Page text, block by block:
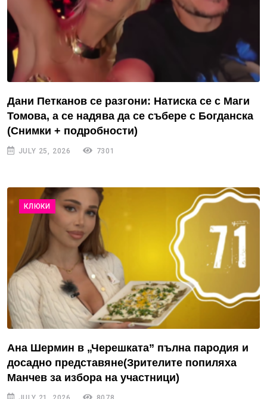
Дани Петканов се разгони: Натиска се с Маги
Томова, а се надява да се събере с Богданска
(Снимки + подробности)
JULY 25, 2026 7301
КЛЮКИ
Ана Шермин в „Черешката” пълна пародия и
досадно представяне(Зрителите попиляха
Манчев за избора на участници)